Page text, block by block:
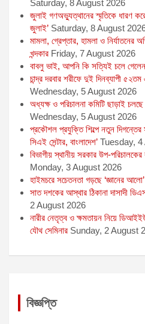
Saturday, 8 August 2026
জুলাই গণঅভ্যুত্থানের স্মৃতিকে ধারণ
জুলাই’ Saturday, 8 August
মামলা, গ্রেপ্তার, হামলা ও নির্যাতনের
খন্দকার Friday, 7 August 2026
বাবলু ভাই, আপনি কি সত্যিই চলে
চান্দ্র দরবার শরীফে দুই দিনব্যাপী
Wednesday, 5 August 2026
অধ্যক্ষ ও পরিচালনা কমিটি ছাড়াই
Wednesday, 5 August 2026
প্রকৌশল প্রযুক্তি শিল্পে নতুন
সিএই সেন্টার, বাংলাদেশ’ Tuesday,
বিভাগীয় স্থানীয় সরকার উপ-
Monday, 3 August 2026
হাইমচরে সচেতনতা গড়ছে ‘জ্ঞানের আলো’
সাত দশকের আস্থার ঠিকানা দাসাদী
2 August 2026
নারীর নেতৃত্ব ও ক্ষমতায়ন নিয়ে
যৌথ সেমিনার Sunday, 2 August
বিজ্ঞপ্তি